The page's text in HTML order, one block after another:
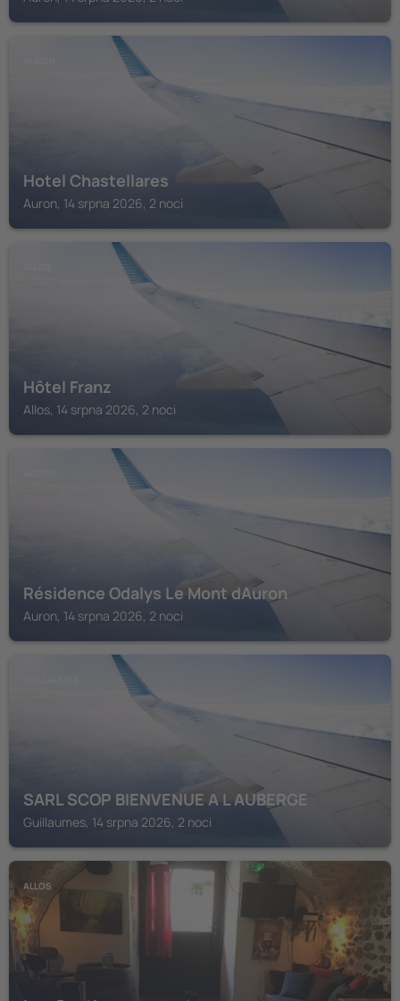
Hotel Chastellares
Auron, 14 srpna 2026, 2 noci
Hôtel Franz
Allos, 14 srpna 2026, 2 noci
Résidence Odalys Le Mont dAuron
Auron, 14 srpna 2026, 2 noci
SARL SCOP BIENVENUE A L AUBERGE
Guillaumes, 14 srpna 2026, 2 noci
ALLOS